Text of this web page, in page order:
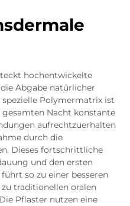
hochentwickelte
Abgabe natürlicher
Polymermatrix ist
Nacht konstante
aufrechtzuerhalten
durch die
Dieses fortschrittliche
und den ersten
so zu einer besseren
traditionellen oralen
Pflaster nutzen eine